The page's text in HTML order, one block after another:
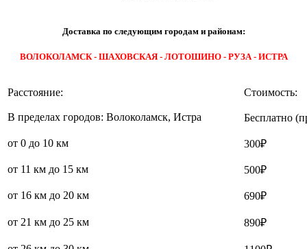
Доставка по следующим городам и районам:
ВОЛОКОЛАМСК - ШАХОВСКАЯ - ЛОТОШИНО - РУЗА - ИСТРА
Расстояние: Стоимость:
В пределах городов: Волоколамск, Истра Бесплатно
от 0 до 10 км 300₽
от 11 км до 15 км 500₽
от 16 км до 20 км 690₽
от 21 км до 25 км 890₽